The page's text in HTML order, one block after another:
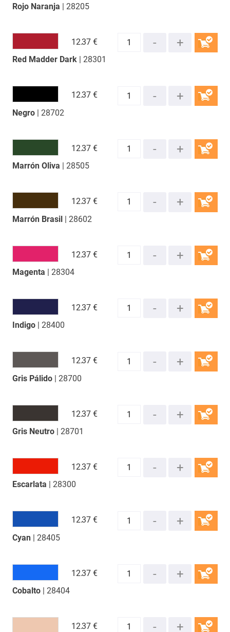
Rojo Naranja | 28205
Red Madder Dark| 28301
12.37 €
Negro| 28702
12.37 €
Marrón Oliva | 28505
12.37 €
Marrón Brasil| 28602
12.37 €
Magenta | 28304
12.37 €
Indigo| 28400
12.37 €
Gris Pálido| 28700
12.37 €
Gris Neutro| 28701
12.37 €
Escarlata | 28300
12.37 €
Cyan| 28405
12.37 €
Cobalto| 28404
12.37 €
12.37 €